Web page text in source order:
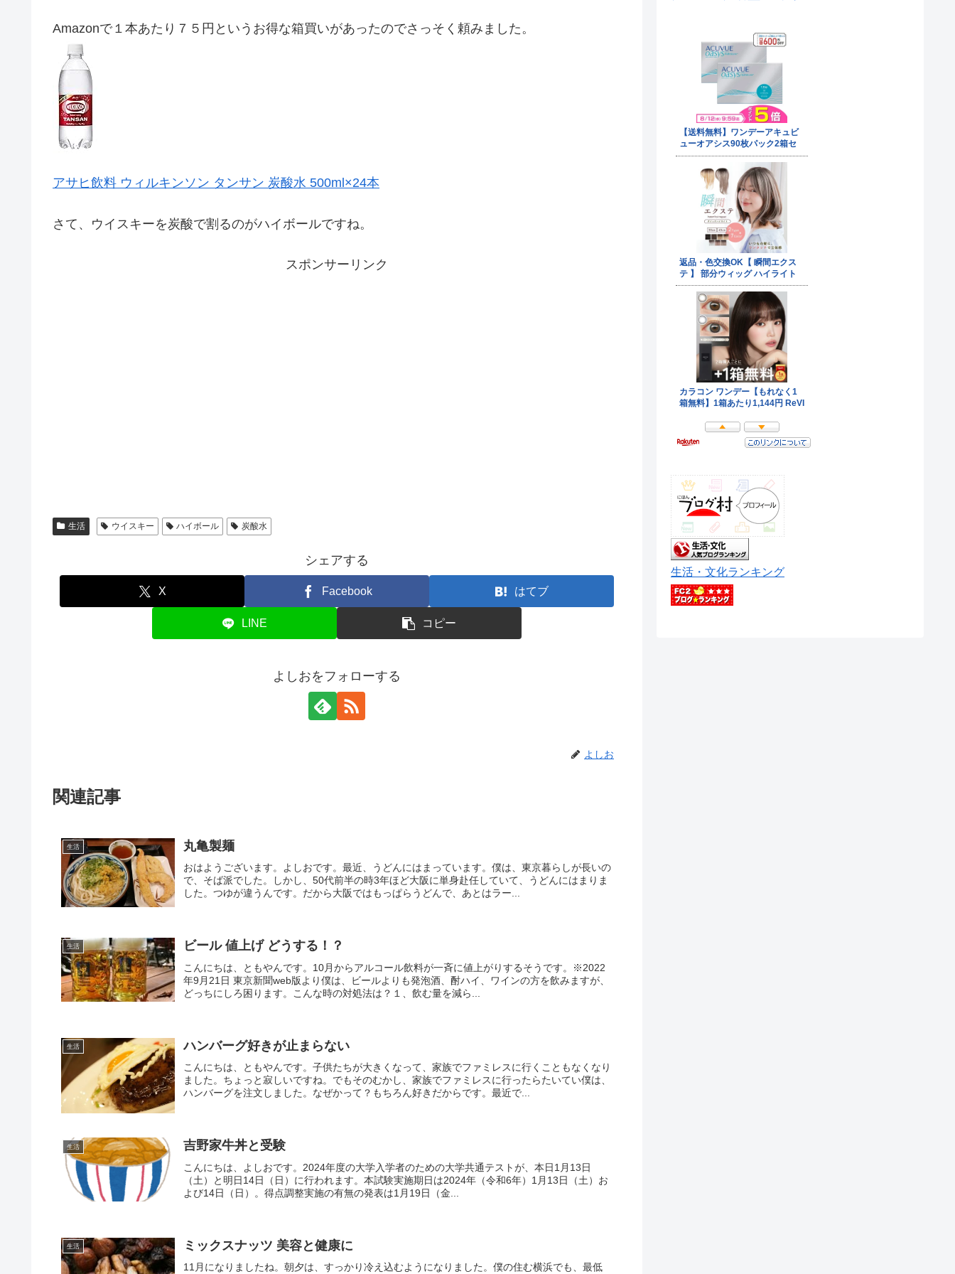
Amazonで１本あたり７５円というお得な箱買いがあったのでさっそく頼みました。
アサヒ飲料 ウィルキンソン タンサン 炭酸水 500ml×24本
さて、ウイスキーを炭酸で割るのがハイボールですね。
スポンサーリンク
生活 ウイスキー ハイボール 炭酸水
シェアする
X Facebook はてブ
LINE コピー
よしおをフォローする
よしお
関連記事
生活 丸亀製麺
おはようございます。よしおです。最近、うどんにはまっています。僕は、東京暮らしが長いの
で、そば派でした。しかし、50代前半の時3年ほど大阪に単身赴任していて、うどんにはまりま
した。つゆが違うんです。だから大阪ではもっぱらうどんで、あとはラー...
生活 ビール 値上げ どうする！？
こんにちは、ともやんです。10月からアルコール飲料が一斉に値上がりするそうです。※2022
年9月21日 東京新聞web版より僕は、ビールよりも発泡酒、酎ハイ、ワインの方を飲みますが、
どっちにしろ困ります。こんな時の対処法は？１、飲む量を減ら...
生活 ハンバーグ好きが止まらない
こんにちは、ともやんです。子供たちが大きくなって、家族でファミレスに行くこともなくなり
ました。ちょっと寂しいですね。でもそのむかし、家族でファミレスに行ったらたいてい僕は、
ハンバーグを注文しました。なぜかって？もちろん好きだからです。最近で...
生活 吉野家牛丼と受験
こんにちは、よしおです。2024年度の大学入学者のための大学共通テストが、本日1月13日
（土）と明日14日（日）に行われます。本試験実施期日は2024年（令和6年）1月13日（土）お
よび14日（日）。得点調整実施の有無の発表は1月19日（金...
生活 ミックスナッツ 美容と健康に
11月になりましたね。朝夕は、すっかり冷え込むようになりました。僕の住む横浜でも、最低
生活・文化ランキング